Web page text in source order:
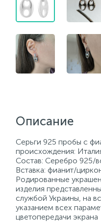
Описание
Серьги 925 пробы с
происхождения:
Состав: Серебро 925/
Вставка: фианит/
Родированные
изделия
службой Украины, на
указанием всех
цветопередачи экрана